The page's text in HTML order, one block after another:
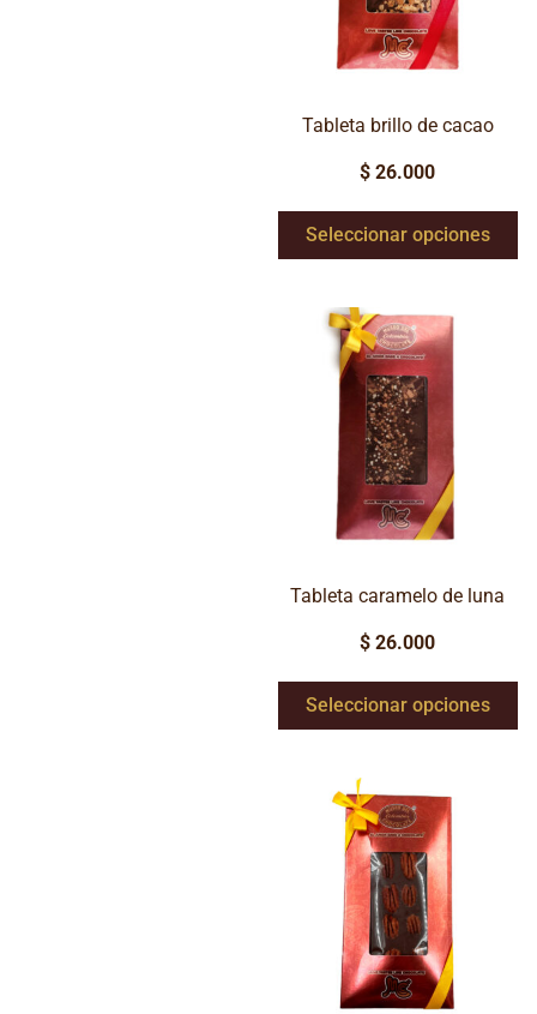
Tableta brillo de cacao
$ 26.000
Seleccionar opciones
Tableta caramelo de luna
$ 26.000
Seleccionar opciones